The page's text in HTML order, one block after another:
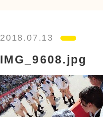
2018.07.13
IMG_9608.jpg